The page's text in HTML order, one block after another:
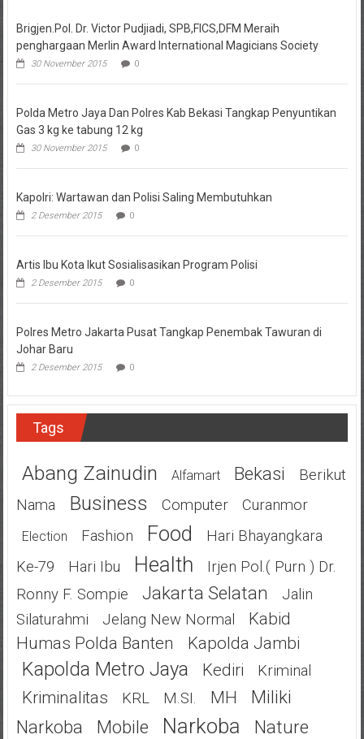
Brigjen.Pol. Dr. Victor Pudjiadi, SPB,FICS,DFM Meraih
penghargaan Merlin Award International Magicians Society
30 November 2015 0
Polda Metro Jaya Dan Polres Kab Bekasi Tangkap Penyuntikan
Gas 3 kg ke tabung 12 kg
30 November 2015 0
Kapolri: Wartawan dan Polisi Saling Membutuhkan
2 Desember 2015 0
Artis Ibu Kota Ikut Sosialisasikan Program Polisi
2 Desember 2015 0
Polres Metro Jakarta Pusat Tangkap Penembak Tawuran di
Johar Baru
2 Desember 2015 0
Tags
Abang Zainudin Alfamart Bekasi
Berikut
Nama
Business Computer Curanmor
Election Fashion Food
Hari Bhayangkara
Ke-79
Hari Ibu Health
Irjen Pol.( Purn ) Dr.
Ronny F. Sompie
Jakarta Selatan
Jalin
Silaturahmi
Jelang New Normal
Kabid
Humas Polda Banten
Kapolda Jambi
Kapolda Metro Jaya Kediri Kriminal
Kriminalitas KRL M.SI. MH
Miliki
Narkoba
Mobile Narkoba Nature